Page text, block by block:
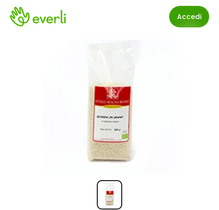
Accedi